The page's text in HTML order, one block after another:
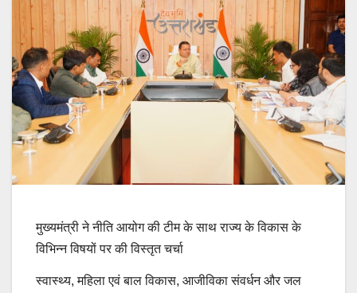
मुख्यमंत्री ने नीति आयोग की टीम के साथ राज्य के विकास के
विभिन्न विषयों पर की विस्तृत चर्चा
स्वास्थ्य, महिला एवं बाल विकास, आजीविका संवर्धन और जल